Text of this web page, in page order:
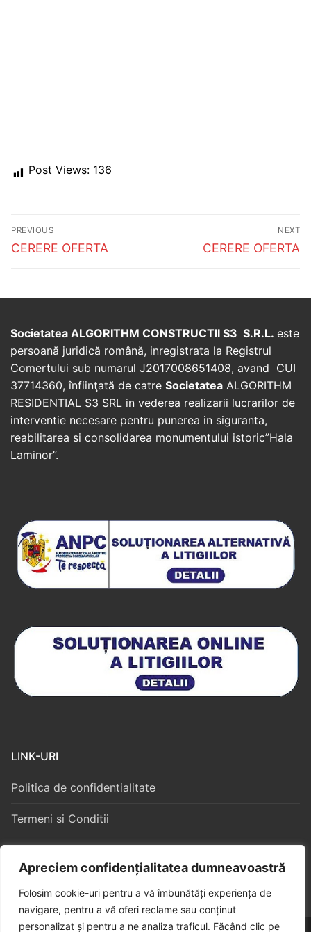
Apreciem confidențialitatea dumneavoastră
Folosim cookie-uri pentru a vă îmbunătăți experiența de
navigare, pentru a vă oferi reclame sau conținut
personalizat și pentru a ne analiza traficul. Făcând clic pe
Post Views: 136
Post
navigation
PREVIOUS
Previous
CERERE OFERTA
NEXT
Next
CERERE OFERTA
Societatea ALGORITHM CONSTRUCTII S3 S.R.L. este
persoană juridică română, inregistrata la Registrul
Comertului sub numarul J2017008651408, avand CUI
37714360, înfiinţată de catre Societatea ALGORITHM
RESIDENTIAL S3 SRL in vederea realizarii lucrarilor de
interventie necesare pentru punerea in siguranta,
reabilitarea si consolidarea monumentului istoric”Hala
Laminor”.
LINK-URI
Politica de confidentialitate
Termeni si Conditii